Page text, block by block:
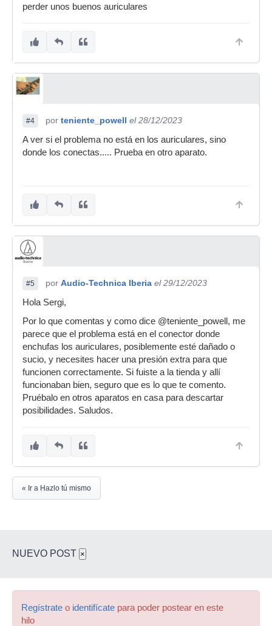
perder unos buenos auriculares
#4 por teniente_powell el 28/12/2023
A ver si el problema no está en los auriculares, sino
donde los conectas..... Prueba en otro aparato.
#5 por Audio-Technica Iberia el 29/12/2023
Hola Sergi,
Por lo que comentas y como dice @teniente_powell, me
parece que el problema está en el conector donde
enchufas los auriculares, posiblemente esté dañado o
sucio, y necesites hacer una presión extra para que
funcionen correctamente. Si fuiste a la tienda y allí
funcionaban bien, seguro que es lo que te comento.
Pruébalo en otros aparatos en casa para descartar
posibilidades. Saludos.
« Ir a Hazlo tú mismo
NUEVO POST ×
Regístrate o identifícate para poder postear en este
hilo